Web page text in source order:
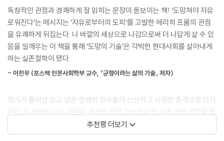
도망을 친다는 건 내 정체성에 대한 점검이자 조정이다. 내 마음에 드는 정
체성의 나로 보내는 시간이 많다면 굳이 도망칠 필요가 없지만 그렇지 않
다면 달아나야 한다. 우리는 내가 더 좋아하는 정체성으로 보내는 시간을
늘리기 위해 다른 길을 찾아야 한다. 나를 더 근사하게 만들어주는 사람, 나
를 더 의미 있는 사람으로 만들어주는 조직, 나를 더 자유롭게 해주는 장소
를 찾아 용기 있게 나아가야 한다.
도망치는 삶을 지향한다면 나에게서 도망치는 사람들에게도 관대해져야
한다. 내가 원한다고 다 가질 순 없으니까. 시간이 흐르면 모든 관계는 변하
니까. 어떤 결과를 초래한 이유를 우린 다 알 수 없으니까. 중력의 유통기한
우리를 구원할 수 있다. 물론 준비 없이 도망치는 건 또 다른 수치심을 불러
일으키며 엄청난 타격으로 되돌아온다. 그래서 우리에겐 잘 도망치는 기술
이 필요한데, 그 핵심은 비겁한 변명을 용감한 명분으로 바꾸는 것이다. 세
상과 나 자신을 설득할 명분이 있는 사람은 언제든지 용감하게 도망칠 수
있다. 저자 윤을은 『나는 도망칠 때 가장 용감한 얼굴이 된다』에서 바로 이
키기, 부족한 이해력을 의지력과 상상력으로 극복하기, 정답이 없음을 알
도망칠 용기를 내게 하고 도망에 필요한 섬세한 기술까지 알려주는 이 책
이 당신을 생전 발 디딘 적 없는 곳으로 옮겨놓을 것이다.
독창적인 관점과 경쾌하게 잘 읽히는 문장이 돋보이는 책! ‘도망쳐야 자유
로워진다’는 메시지는 ‘자유로부터의 도피’를 고발한 에리히 프롬의 관점
을 유쾌하게 뒤집는다. 나 바깥의 세상으로 나감으로써 더 나답게 살 수 있
음을 일깨우는 이 책을 통해 ‘도망의 기술’은 각박한 현대사회를 살아내게
하는 실존철학이 됐다.
- 이진우 (포스텍 인문사회학부 교수, 『균형이라는 삶의 기술』 저자)
작가가 풀어낸 깊고 넓은 인생의 정수들이 신선하고 시원한 충격으로 다가
온다. 이 책에서 나는 새로운 세계의 확장 가능성과 또 다른 삶의 희망을 발
견했다. 지식의 확장을 넘어 인생의 시야를 넓혀주는 이야기들에 당신 또
한 깊게 매료될 것이다. 당신을 찬란한 순간들로 인도할 이 책을 삶의 동반
추천평 더보기